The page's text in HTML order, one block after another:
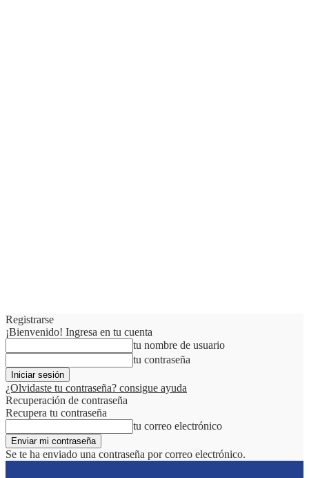
Registrarse
¡Bienvenido! Ingresa en tu cuenta
tu nombre de usuario
tu contraseña
¿Olvidaste tu contraseña? consigue ayuda
Recuperación de contraseña
Recupera tu contraseña
tu correo electrónico
Se te ha enviado una contraseña por correo electrónico.